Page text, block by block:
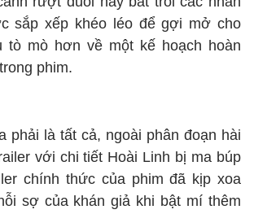
sắp xếp khéo léo để gợi mở cho
tò mò hơn về một kế hoạch hoàn
phim.
phải là tất cả, ngoài phân đoạn hài
với chi tiết Hoài Linh bị ma búp
chính thức của phim đã kịp xoa
sợ của khán giả khi bật mí thêm